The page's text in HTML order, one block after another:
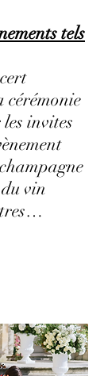
tels
invites
vin